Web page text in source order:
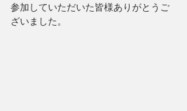
参加していただいた皆様ありがとうご
ざいました。